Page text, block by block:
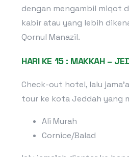
dengan mengambil miqot
kabir atau yang lebih
Qornul Manazil.
HARI KE 15 : MAKKAH –
Check-out hotel, lalu
tour ke kota Jeddah yang
Ali Murah
Cornice/Balad